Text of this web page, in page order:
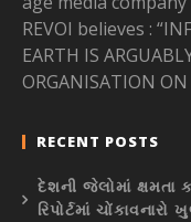
REVOI believes :
EARTH IS
ORGANISATION
RECENT POSTS
દેશની જેલોમાં ક્ષમતા
રિપોર્ટમાં ચોંકાવનારો